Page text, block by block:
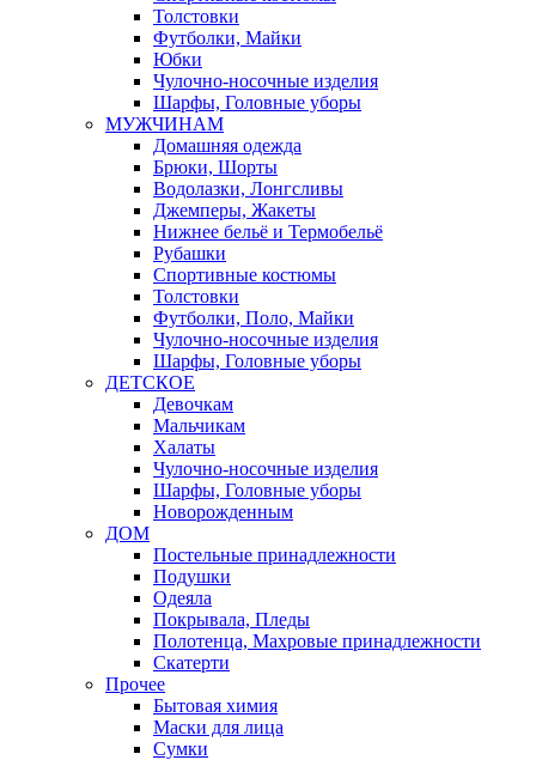
Толстовки
Футболки, Майки
Юбки
Чулочно-носочные изделия
Шарфы, Головные уборы
МУЖЧИНАМ
Домашняя одежда
Брюки, Шорты
Водолазки, Лонгсливы
Джемперы, Жакеты
Нижнее бельё и Термобельё
Рубашки
Спортивные костюмы
Толстовки
Футболки, Поло, Майки
Чулочно-носочные изделия
Шарфы, Головные уборы
ДЕТСКОЕ
Девочкам
Мальчикам
Халаты
Чулочно-носочные изделия
Шарфы, Головные уборы
Новорожденным
ДОМ
Постельные принадлежности
Подушки
Одеяла
Покрывала, Пледы
Полотенца, Махровые принадлежности
Скатерти
Прочее
Бытовая химия
Маски для лица
Сумки